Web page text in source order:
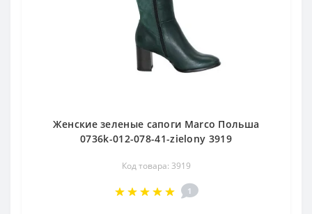
Женские зеленые сапоги Marco Польша
0736k-012-078-41-zielony 3919
Код товара: 3919
1